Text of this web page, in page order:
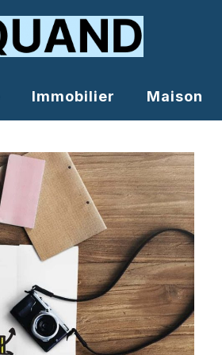
Immobilier Maison